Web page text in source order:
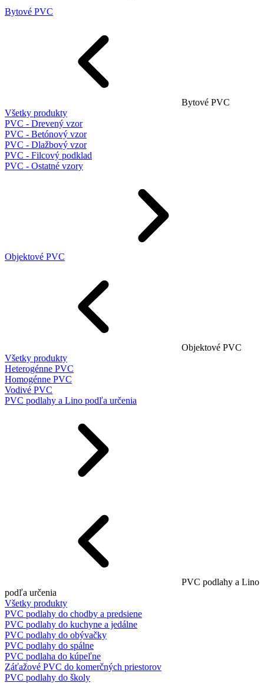
Bytové PVC
Bytové PVC
Všetky produkty
PVC - Drevený vzor
PVC - Betónový vzor
PVC - Dlažbový vzor
PVC - Filcový podklad
PVC - Ostatné vzory
Objektové PVC
Objektové PVC
Všetky produkty
Heterogénne PVC
Homogénne PVC
Vodivé PVC
PVC podlahy a Lino podľa určenia
PVC podlahy a Lino
podľa určenia
Všetky produkty
PVC podlahy do chodby a predsiene
PVC podlahy do kuchyne a jedálne
PVC podlahy do obývačky
PVC podlahy do spálne
PVC podlaha do kúpeľne
Záťažové PVC do komerčných priestorov
PVC podlahy do školy